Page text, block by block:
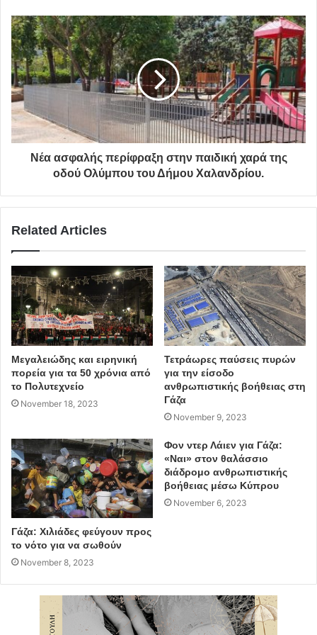
covid-19 κορονοϊός Παλλήνη
Νέα ασφαλής περίφραξη στην παιδική χαρά της
οδού Ολύμπου του Δήμου Χαλανδρίου.
Related Articles
Μεγαλειώδης και ειρηνική
πορεία για τα 50 χρόνια από
το Πολυτεχνείο
November 18, 2023
Τετράωρες παύσεις πυρών
για την είσοδο
ανθρωπιστικής βοήθειας στη
Γάζα
November 9, 2023
Γάζα: Χιλιάδες φεύγουν προς
το νότο για να σωθούν
November 8, 2023
Φον ντερ Λάιεν για Γάζα:
«Ναι» στον θαλάσσιο
διάδρομο ανθρωπιστικής
βοήθειας μέσω Κύπρου
November 6, 2023